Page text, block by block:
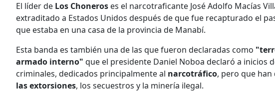
El líder de Los Choneros es el narcotraficante José Adolfo Macías
extraditado a Estados Unidos después de que fue recapturado el
que estaba en una casa de la provincia de Manabí.
Esta banda es también una de las que fueron declaradas como
armado interno" que el presidente Daniel Noboa declaró a inicios
criminales, dedicados principalmente al narcotráfico, pero que
las extorsiones, los secuestros y la minería ilegal.